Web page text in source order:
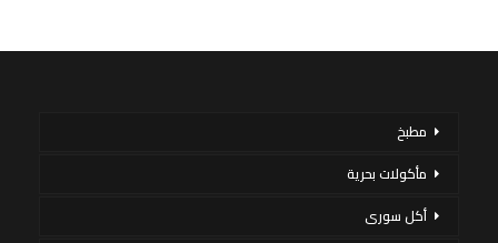
مطبخ
مأكولات بحرية
أكل سورى